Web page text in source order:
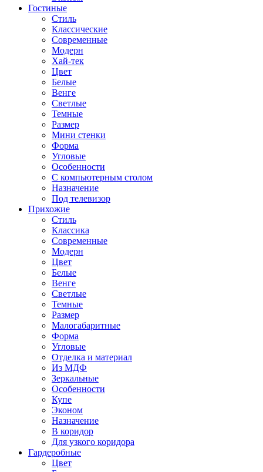
Гостиные
Стиль
Классические
Современные
Модерн
Хай-тек
Цвет
Белые
Венге
Светлые
Темные
Размер
Мини стенки
Форма
Угловые
Особенности
С компьютерным столом
Назначение
Под телевизор
Прихожие
Стиль
Классика
Современные
Модерн
Цвет
Белые
Венге
Светлые
Темные
Размер
Малогабаритные
Форма
Угловые
Отделка и материал
Из МДФ
Зеркальные
Особенности
Купе
Эконом
Назначение
В коридор
Для узкого коридора
Гардеробные
Цвет